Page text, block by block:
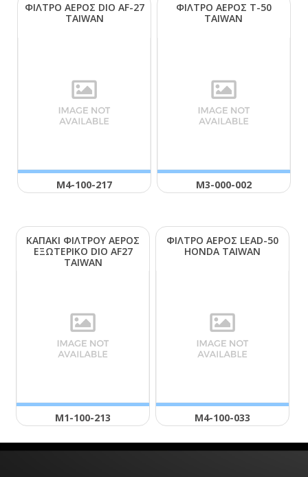
ΦΙΛΤΡΟ ΑΕΡΟΣ DΙΟ ΑF-27
ΤΑΙWΑΝ
Μ4-100-217
ΦΙΛΤΡΟ ΑΕΡΟΣ Τ-50
ΤΑΙWΑΝ
Μ3-000-002
ΚΑΠΑΚΙ ΦΙΛΤΡΟΥ ΑΕΡΟΣ
ΕΞΩΤΕΡΙΚΟ DΙΟ ΑF27
ΤΑΙWΑΝ
Μ1-100-213
ΦΙΛΤΡΟ ΑΕΡΟΣ LΕΑD-50
ΗΟΝDΑ ΤΑΙWΑΝ
Μ4-100-033